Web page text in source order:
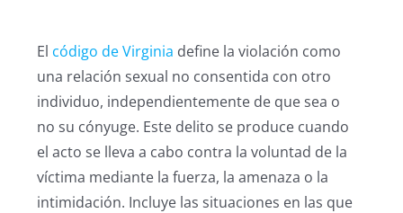
El código de Virginia define la violación como
una relación sexual no consentida con otro
individuo, independientemente de que sea o
no su cónyuge. Este delito se produce cuando
el acto se lleva a cabo contra la voluntad de la
víctima mediante la fuerza, la amenaza o la
intimidación. Incluye las situaciones en las que